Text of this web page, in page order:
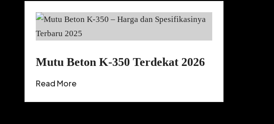
Mutu Beton K-350 Terdekat 2026
Read More